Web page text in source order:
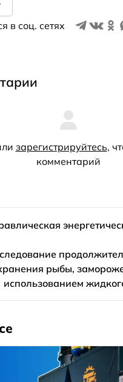
в соц. сетях
зарегистрируйтесь,
комментарий
рыбы,
использованием